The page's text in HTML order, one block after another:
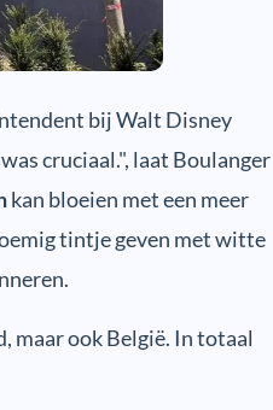
bij Walt Disney
cruciaal.", laat Boulanger
kan bloeien met een meer
tintje geven met witte
maar ook België. In totaal